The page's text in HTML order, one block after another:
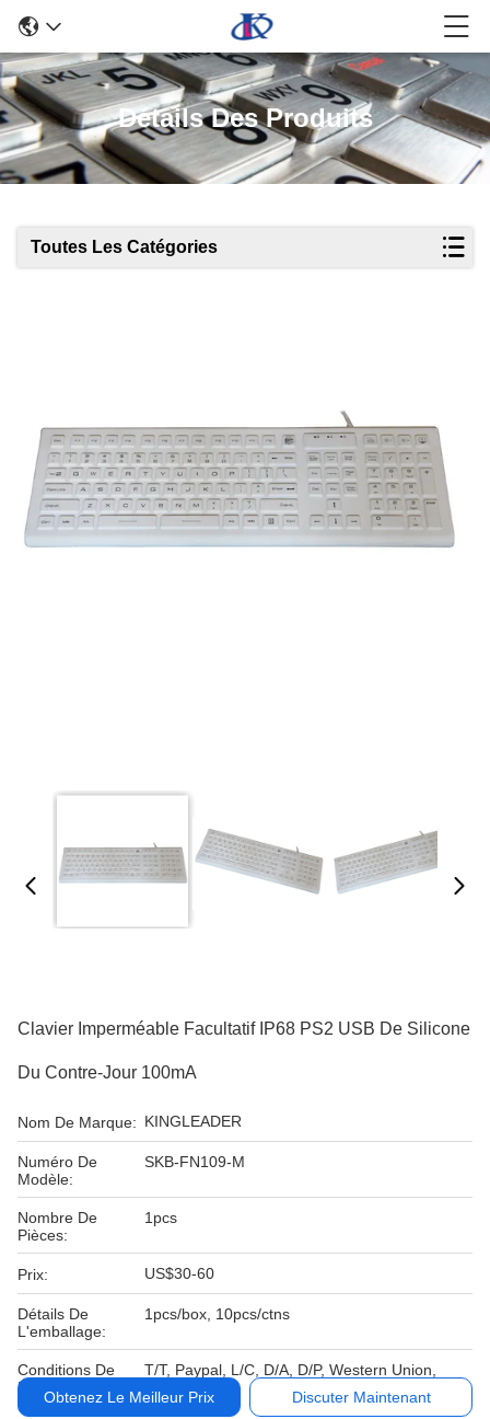
Détails Des Produits
Toutes Les Catégories
Clavier Imperméable Facultatif IP68 PS2 USB De Silicone
Du Contre-Jour 100mA
Nom De Marque: KINGLEADER
Numéro De
Modèle:
SKB-FN109-M
Nombre De
Pièces:
1pcs
Prix: US$30-60
Détails De
L'emballage:
1pcs/box, 10pcs/ctns
Conditions De
Paiement:
T/T, Paypal, L/C, D/A, D/P, Western Union,
Obtenez Le Meilleur Prix
Discuter Maintenant